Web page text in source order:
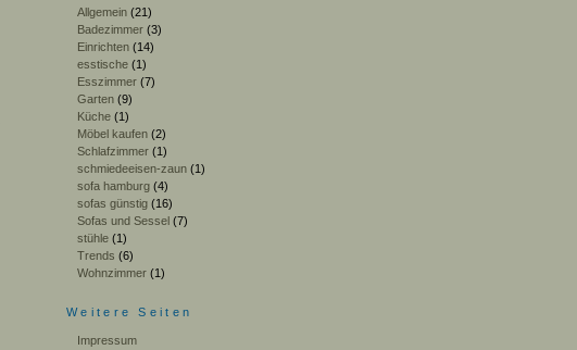
Allgemein (21)
Badezimmer (3)
Einrichten (14)
esstische (1)
Esszimmer (7)
Garten (9)
Küche (1)
Möbel kaufen (2)
Schlafzimmer (1)
schmiedeeisen-zaun (1)
sofa hamburg (4)
sofas günstig (16)
Sofas und Sessel (7)
stühle (1)
Trends (6)
Wohnzimmer (1)
Weitere Seiten
Impressum